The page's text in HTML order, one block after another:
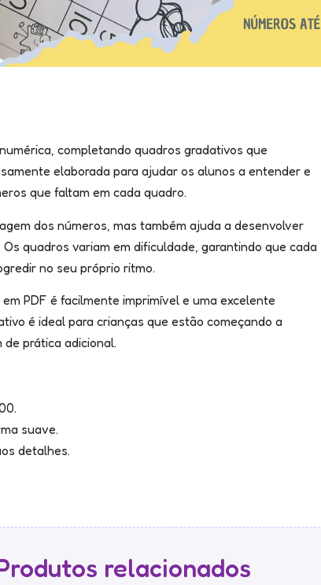
completando quadros gradativos que
elaborada para ajudar os alunos a entender e
que faltam em cada quadro.
dos números, mas também ajuda a desenvolver
quadros variam em dificuldade, garantindo que cada
no seu próprio ritmo.
PDF é facilmente imprimível e uma excelente
é ideal para crianças que estão começando a
prática adicional.
suave.
detalhes.
relacionados